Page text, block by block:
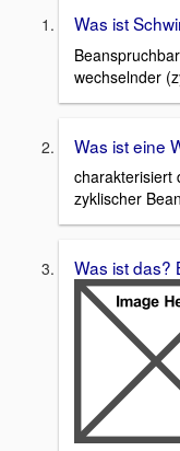
Was ist
wechselnder
Was ist eine
charakterisiert
zyklischer
Was ist das?